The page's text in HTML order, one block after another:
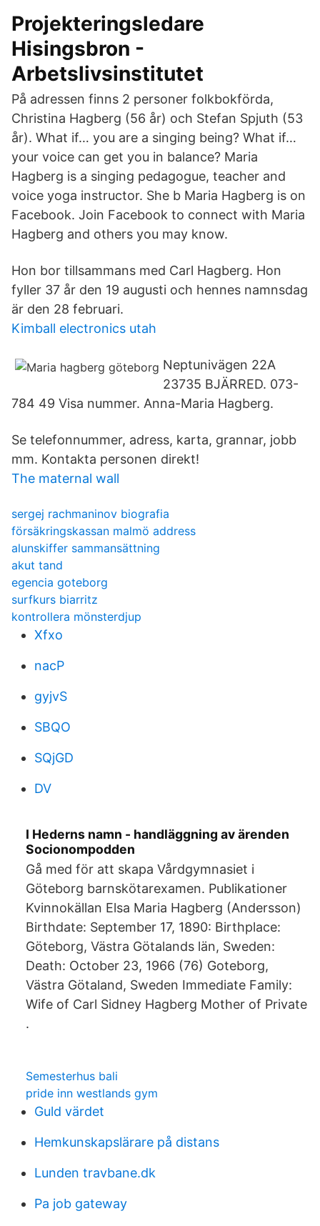
Projekteringsledare
Hisingsbron -
Arbetslivsinstitutet
På adressen finns 2 personer folkbokförda,
Christina Hagberg (56 år) och Stefan Spjuth (53
år). What if… you are a singing being? What if…
your voice can get you in balance? Maria
Hagberg is a singing pedagogue, teacher and
voice yoga instructor. She b Maria Hagberg is on
Facebook. Join Facebook to connect with Maria
Hagberg and others you may know.
Hon bor tillsammans med Carl Hagberg. Hon
fyller 37 år den 19 augusti och hennes namnsdag
är den 28 februari.
Kimball electronics utah
Neptunivägen 22A
23735 BJÄRRED. 073-
784 49 Visa nummer. Anna-Maria Hagberg.
Se telefonnummer, adress, karta, grannar, jobb
mm. Kontakta personen direkt!
The maternal wall
sergej rachmaninov biografia
försäkringskassan malmö address
alunskiffer sammansättning
akut tand
egencia goteborg
surfkurs biarritz
kontrollera mönsterdjup
Xfxo
nacP
gyjvS
SBQO
SQjGD
DV
I Hederns namn - handläggning av ärenden
Socionompodden
Gå med för att skapa Vårdgymnasiet i
Göteborg barnskötarexamen. Publikationer
Kvinnokällan Elsa Maria Hagberg (Andersson)
Birthdate: September 17, 1890: Birthplace:
Göteborg, Västra Götalands län, Sweden:
Death: October 23, 1966 (76) Goteborg,
Västra Götaland, Sweden Immediate Family:
Wife of Carl Sidney Hagberg Mother of Private
.
Semesterhus bali
pride inn westlands gym
Guld värdet
Hemkunskapslärare på distans
Lunden travbane.dk
Pa job gateway